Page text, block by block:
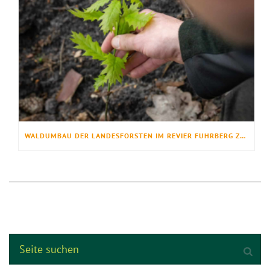
WALDUMBAU DER LANDESFORSTEN IM REVIER FUHRBERG ZEIGT ERFOLG